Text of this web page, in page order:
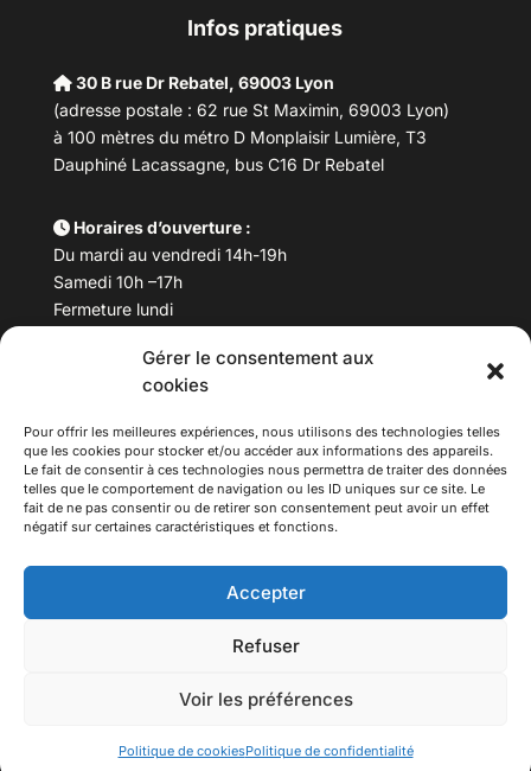
Gérer le consentement aux
cookies
Pour offrir les meilleures expériences, nous utilisons des technologies telles
que les cookies pour stocker et/ou accéder aux informations des appareils.
Le fait de consentir à ces technologies nous permettra de traiter des données
telles que le comportement de navigation ou les ID uniques sur ce site. Le
fait de ne pas consentir ou de retirer son consentement peut avoir un effet
négatif sur certaines caractéristiques et fonctions.
Accepter
Refuser
Voir les préférences
Politique de cookiesPolitique de confidentialité
Infos pratiques
30 B rue Dr Rebatel, 69003 Lyon
(adresse postale : 62 rue St Maximin, 69003 Lyon)
à 100 mètres du métro D Monplaisir Lumière, T3
Dauphiné Lacassagne, bus C16 Dr Rebatel
Horaires d’ouverture :
Du mardi au vendredi 14h-19h
Samedi 10h –17h
Fermeture lundi
Téléphone :
04 78 53 06 40
maisondesculturesasiatiques@asiexpo.com
Tous droits réservés.